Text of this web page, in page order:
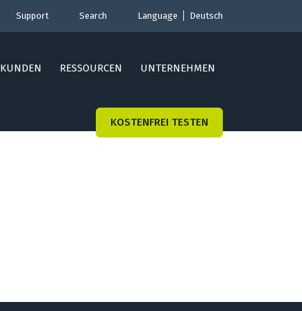
Support Search Language Deutsch
KUNDEN RESSOURCEN UNTERNEHMEN
KOSTENFREI TESTEN